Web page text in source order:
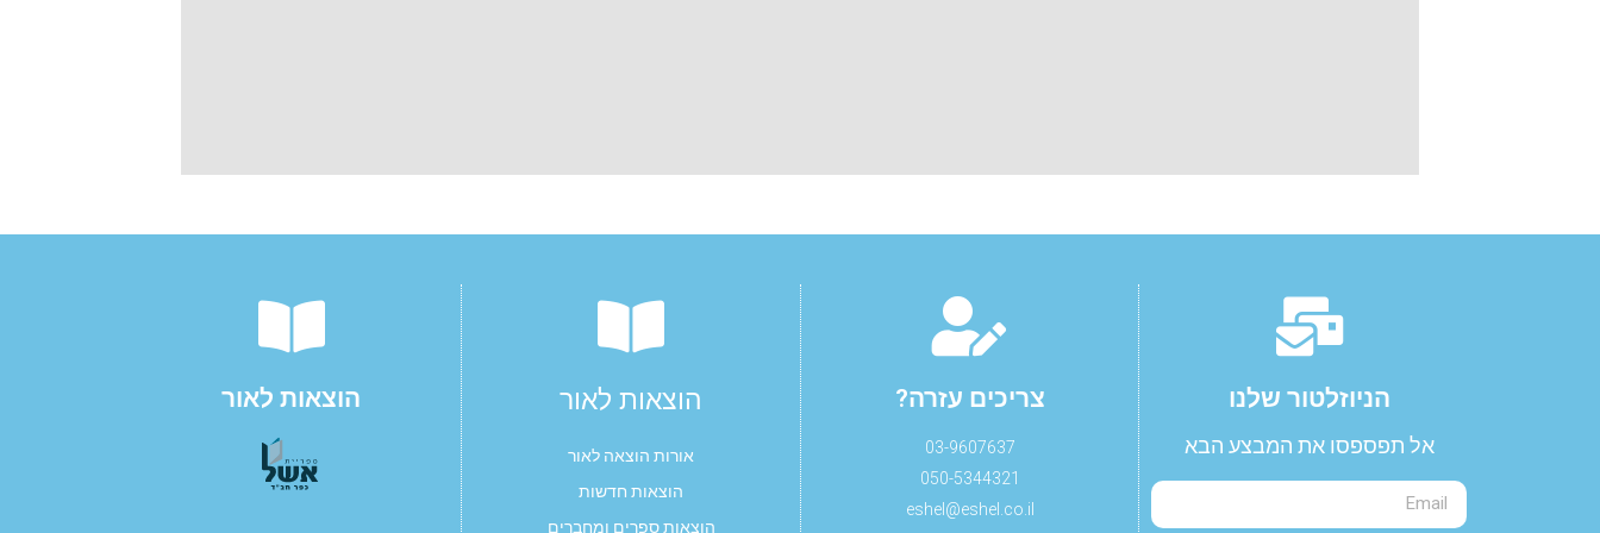
הניוזלטור שלנו​
אל תפספסו את המבצע הבא
צריכים עזרה?
03-9607637
050-5344321
eshel@eshel.co.il
הוצאות לאור
אורות הוצאה לאור
הוצאות חדשות
הוצאות ספרים ומחברים
הוצאות לאור